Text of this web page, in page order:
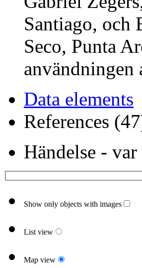
Santiago, och
Seco, Punta
användningen
Data elements
References
Händelse -
Show only objects with images
List view
Map view